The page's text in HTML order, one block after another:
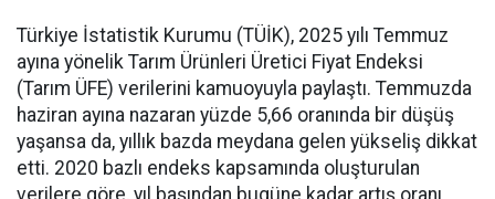
Türkiye İstatistik Kurumu (TÜİK), 2025 yılı Temmuz
ayına yönelik Tarım Ürünleri Üretici Fiyat Endeksi
(Tarım ÜFE) verilerini kamuoyuyla paylaştı. Temmuzda
haziran ayına nazaran yüzde 5,66 oranında bir düşüş
yaşansa da, yıllık bazda meydana gelen yükseliş dikkat
etti. 2020 bazlı endeks kapsamında oluşturulan
verilere göre, yıl başından bugüne kadar artış oranı